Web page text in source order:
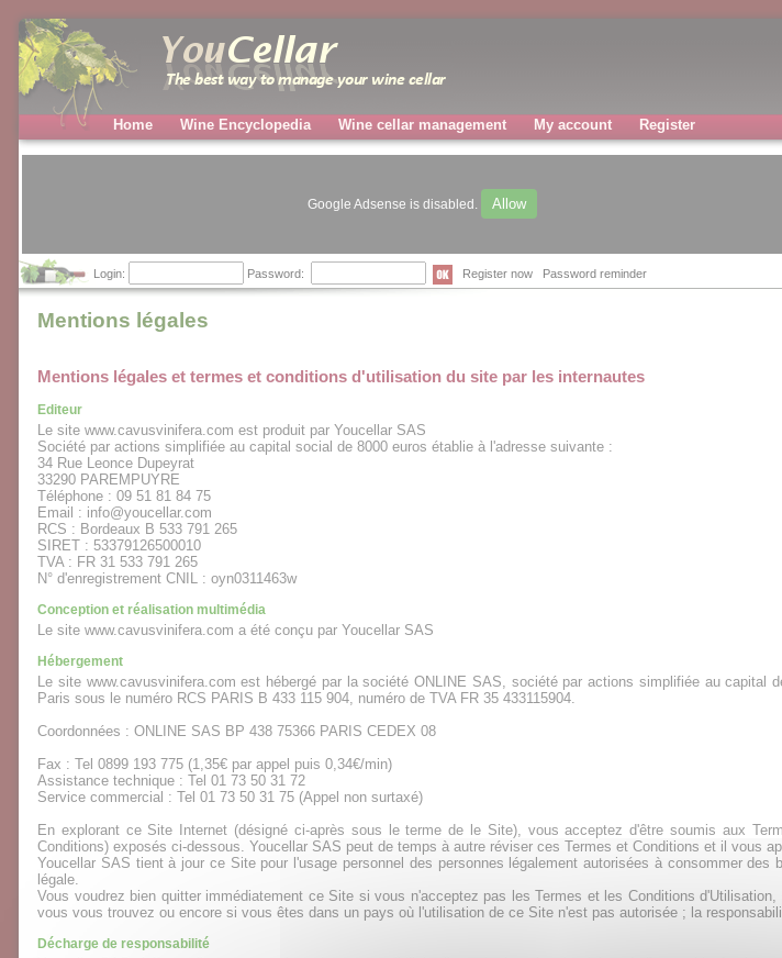
Home Wine Encyclopedia Wine cellar management My account Register
Google Adsense is disabled. Allow
Login: Password: Register now Password reminder
Mentions légales
Mentions légales et termes et conditions d'utilisation du site par les internautes
Editeur
Le site www.cavusvinifera.com est produit par Youcellar SAS
Société par actions simplifiée au capital social de 8000 euros établie à l'adresse suivante :
34 Rue Leonce Dupeyrat
33290 PAREMPUYRE
Téléphone : 09 51 81 84 75
Email : info@youcellar.com
RCS : Bordeaux B 533 791 265
SIRET : 53379126500010
TVA : FR 31 533 791 265
N° d'enregistrement CNIL : oyn0311463w
Conception et réalisation multimédia
Le site www.cavusvinifera.com a été conçu par Youcellar SAS
Hébergement
Le site www.cavusvinifera.com est hébergé par la société ONLINE SAS, société par actions simplifiée au
Paris sous le numéro RCS PARIS B 433 115 904, numéro de TVA FR 35 433115904.
Coordonnées : ONLINE SAS BP 438 75366 PARIS CEDEX 08
Fax : Tel 0899 193 775 (1,35€ par appel puis 0,34€/min)
Assistance technique : Tel 01 73 50 31 72
Service commercial : Tel 01 73 50 31 75 (Appel non surtaxé)
En explorant ce Site Internet (désigné ci-après sous le terme de le Site), vous acceptez d'être soumis aux
Conditions) exposés ci-dessous. Youcellar SAS peut de temps à autre réviser ces Termes et Conditions et il vous
Youcellar SAS tient à jour ce Site pour l'usage personnel des personnes légalement autorisées à consommer
légale.
Vous voudrez bien quitter immédiatement ce Site si vous n'acceptez pas les Termes et les Conditions
vous vous trouvez ou encore si vous êtes dans un pays où l'utilisation de ce Site n'est pas autorisée ; la
Décharge de responsabilité